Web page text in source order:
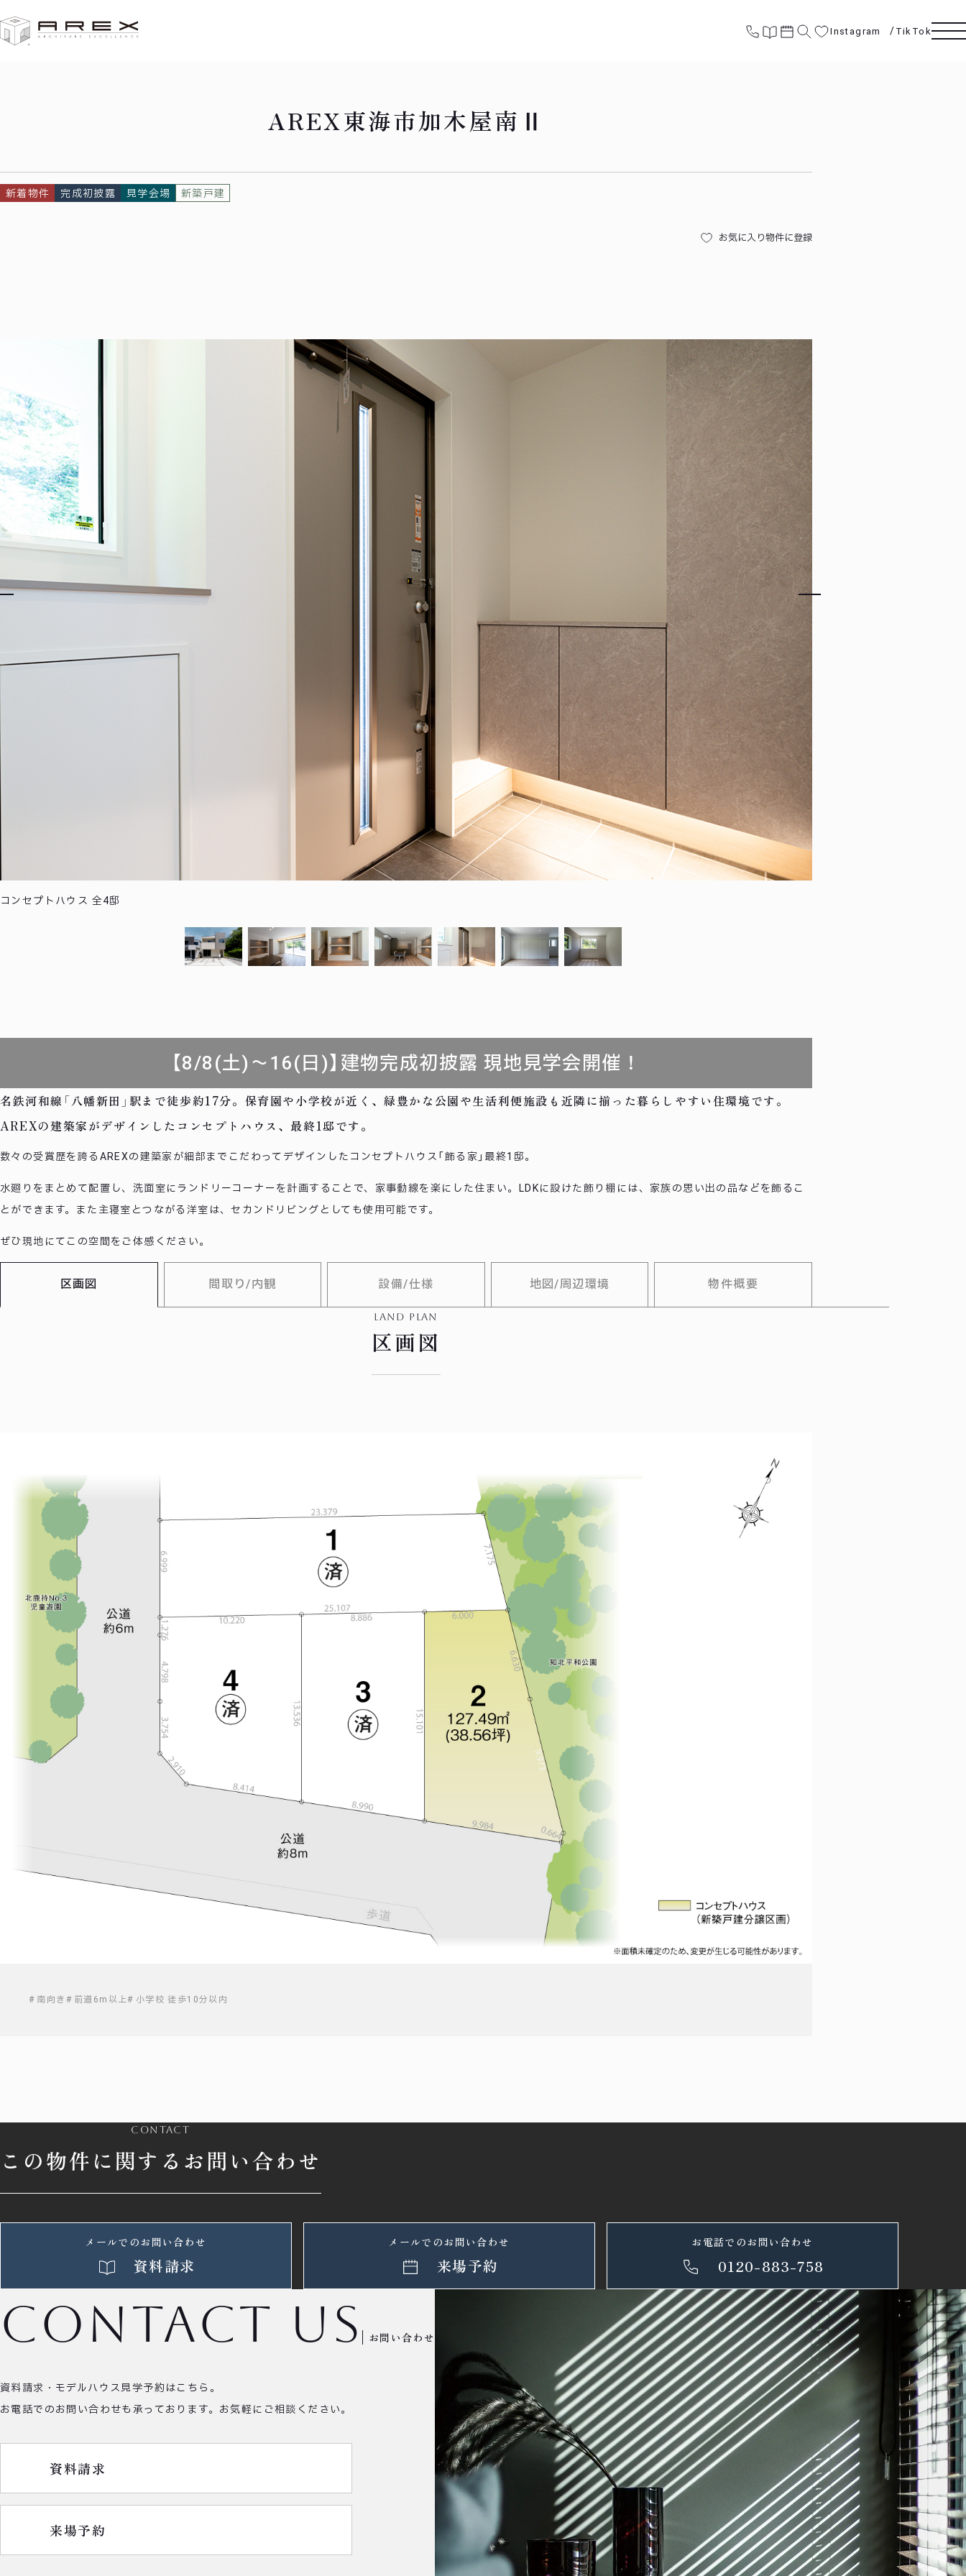
Instagram TikTok
AREX東海市加木屋南Ⅱ
新着物件 完成初披露 見学会場 新築戸建
お気に入り物件に登録
コンセプトハウス 全4邸
【8/8(土)～16(日)】建物完成初披露 現地見学会開催！
名鉄河和線「八幡新田」駅まで徒歩約17分。保育園や小学校が近く、緑豊かな公園や生活利便施設も近隣に揃った暮らしやすい住環境です。
AREXの建築家がデザインしたコンセプトハウス、最終1邸です。
数々の受賞歴を誇るAREXの建築家が細部までこだわってデザインしたコンセプトハウス「飾る家」最終1邸。
水廻りをまとめて配置し、洗面室にランドリーコーナーを計画することで、家事動線を楽にした住まい。LDKに設けた飾り棚には、家族の思い出の品などを飾るこ
とができます。また主寝室とつながる洋室は、セカンドリビングとしても使用可能です。
ぜひ現地にてこの空間をご体感ください。
区画図 間取り/内観 設備/仕様 地図/周辺環境 物件概要
区画図
land plan
南向き 前道6m以上 小学校 徒歩10分以内
この物件に関するお問い合わせ
contact
メールでのお問い合わせ
資料請求
メールでのお問い合わせ
来場予約
お電話でのお問い合わせ
0120-883-758
お問い合わせ
contact us
資料請求・モデルハウス見学予約はこちら。
お電話でのお問い合わせも承っております。 お気軽にご相談ください。
資料請求
来場予約